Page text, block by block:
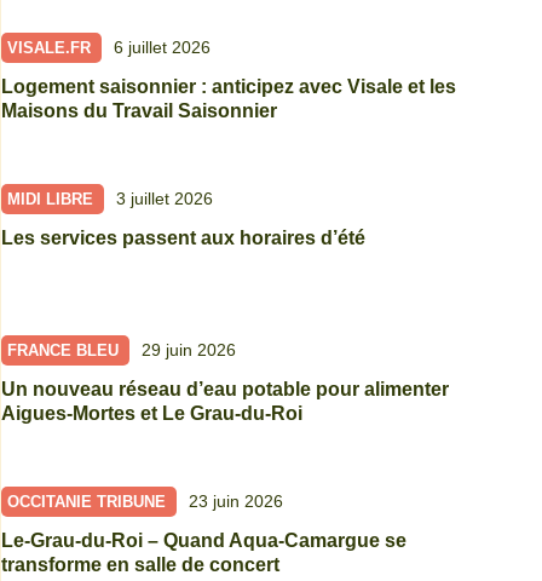
VISALE.FR 6 juillet 2026
Logement saisonnier : anticipez avec Visale et les
Maisons du Travail Saisonnier
MIDI LIBRE 3 juillet 2026
Les services passent aux horaires d’été
FRANCE BLEU 29 juin 2026
Un nouveau réseau d’eau potable pour alimenter
Aigues-Mortes et Le Grau-du-Roi
OCCITANIE TRIBUNE 23 juin 2026
Le-Grau-du-Roi – Quand Aqua-Camargue se
transforme en salle de concert